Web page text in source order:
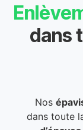
dans
Nos
dans toute